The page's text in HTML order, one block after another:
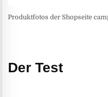
Produktfotos der Shopseite
Der Test